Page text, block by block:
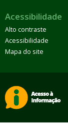
Acessibilidade
Alto contraste
Acessibilidade
Mapa do site